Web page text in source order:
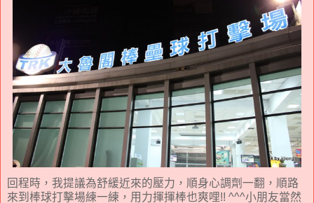
回程時，我提議為舒緩近來的壓力，順身心調劑一翻，順路
來到棒球打擊場練一練，用力揮揮棒也爽哩!! ^^^小朋友當然